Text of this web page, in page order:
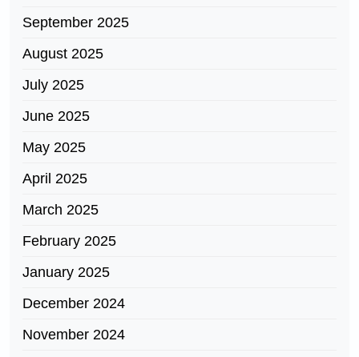
September 2025
August 2025
July 2025
June 2025
May 2025
April 2025
March 2025
February 2025
January 2025
December 2024
November 2024